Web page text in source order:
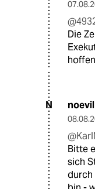
Die
N noevil
Bitte
sich
durch